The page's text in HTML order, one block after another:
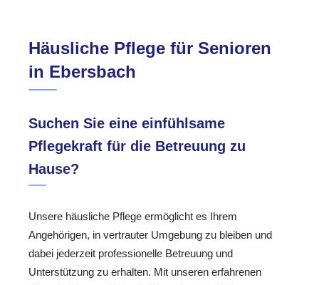
Häusliche Pflege für Senioren
in Ebersbach
Suchen Sie eine einfühlsame
Pflegekraft für die Betreuung zu
Hause?
Unsere häusliche Pflege ermöglicht es Ihrem
Angehörigen, in vertrauter Umgebung zu bleiben und
dabei jederzeit professionelle Betreuung und
Unterstützung zu erhalten. Mit unseren erfahrenen